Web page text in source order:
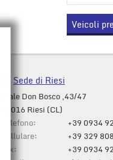
1 Km •
pastello
Veicoli
Sede di Riesi
Viale Don Bosco ,43/47
93016 Riesi (CL)
Telefono:
+39 0934
Cellulare:
+39 329
Fax:
+39 0934